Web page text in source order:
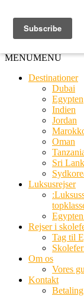
MENUMENU
Destinationer
Dubai
Egypten
Indien
Jordan
Oman
Sri
Luksusrejser
Rejser i
Tag til
Om os
Vores
Kontakt